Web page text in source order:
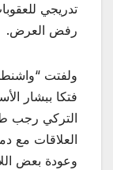
تدريجي
رفض العرض.
ولفتت
فتكا ببشار
التركي رجب
العلاقات مع
وعودة بعض